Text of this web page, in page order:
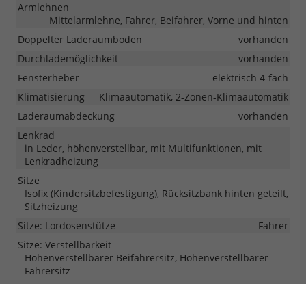
Armlehnen
Mittelarmlehne, Fahrer, Beifahrer, Vorne und hinten
Doppelter Laderaumboden
vorhanden
Durchlademöglichkeit
vorhanden
Fensterheber
elektrisch 4-fach
Klimatisierung
Klimaautomatik, 2-Zonen-Klimaautomatik
Laderaumabdeckung
vorhanden
Lenkrad
in Leder, höhenverstellbar, mit Multifunktionen, mit
Lenkradheizung
Sitze
Isofix (Kindersitzbefestigung), Rücksitzbank hinten geteilt,
Sitzheizung
Sitze: Lordosenstütze
Fahrer
Sitze: Verstellbarkeit
Höhenverstellbarer Beifahrersitz, Höhenverstellbarer
Fahrersitz